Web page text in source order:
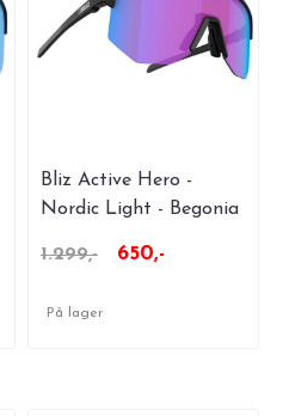
Bliz Active Hero -
Nordic Light - Begonia
1.299,-
650,-
På lager